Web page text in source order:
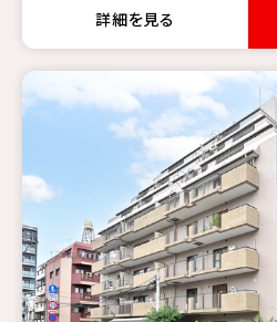
詳細を見る